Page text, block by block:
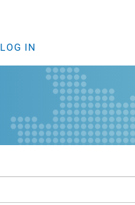
LOG IN